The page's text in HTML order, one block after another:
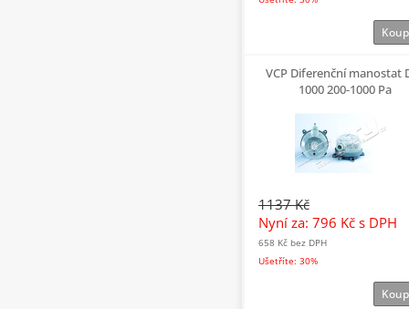
VCP Diferenční manostat
1000 200-1000 Pa
1137 Kč
Nyní za: 796 Kč s DPH
658 Kč bez DPH
Ušetříte: 30%